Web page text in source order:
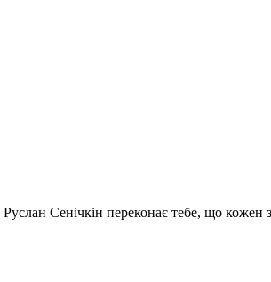
Руслан Сенічкін переконає тебе, що